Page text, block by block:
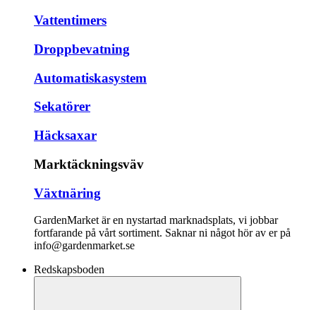
Vattentimers
Droppbevatning
Automatiskasystem
Sekatörer
Häcksaxar
Marktäckningsväv
Växtnäring
GardenMarket är en nystartad marknadsplats, vi jobbar
fortfarande på vårt sortiment. Saknar ni något hör av er på
info@gardenmarket.se
Redskapsboden